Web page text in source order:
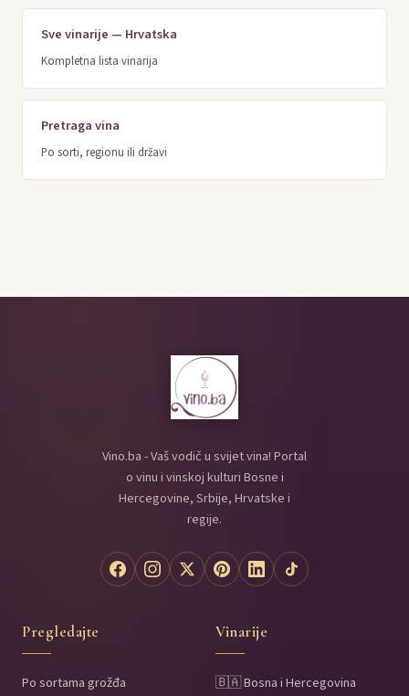
Sve vinarije — Hrvatska
Kompletna lista vinarija
Pretraga vina
Po sorti, regionu ili državi
Vino.ba - Vaš vodič u svijet vina! Portal
o vinu i vinskoj kulturi Bosne i
Hercegovine, Srbije, Hrvatske i
regije.
Pregledajte
Po sortama grožđa
Vinarije
🇧🇦 Bosna i Hercegovina